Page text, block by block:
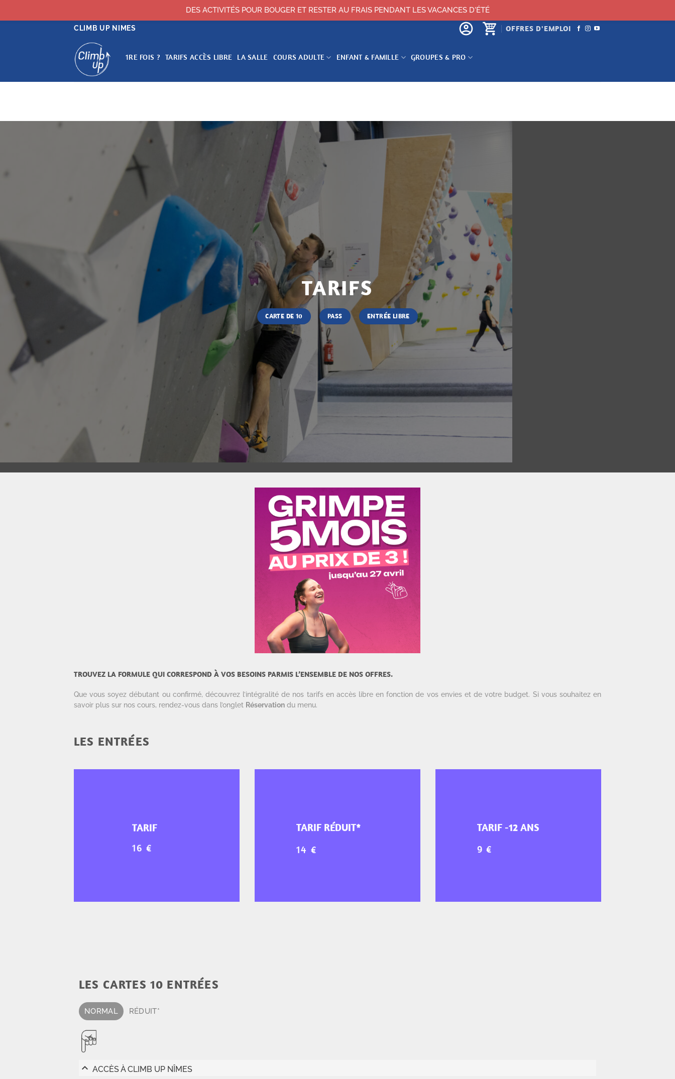
CLIMB UP NIMES OFFRES D'EMPLOI
1RE FOIS ? TARIFS ACCÈS LIBRE LA SALLE COURS ADULTE ENFANT & FAMILLE GROUPES & PRO
TARIFS
CARTE DE 10 PASS ENTRÉE LIBRE
TROUVEZ LA FORMULE QUI CORRESPOND À VOS BESOINS PARMIS L’ENSEMBLE DE NOS OFFRES.
Que vous soyez débutant ou confirmé, découvrez l’intégralité de nos tarifs en accès libre en fonction de vos envies et de votre budget. Si vous souhaitez en
savoir plus sur nos cours, rendez-vous dans l’onglet Réservation du menu.
LES ENTRÉES
TARIF TARIF RÉDUIT* TARIF -12 ANS
LES CARTES 10 ENTRÉES
NORMAL RÉDUIT*
DES ACTIVITÉS POUR BOUGER ET RESTER AU FRAIS PENDANT LES VACANCES D'ÉTÉ